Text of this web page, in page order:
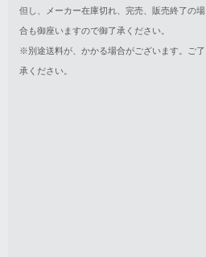
但し、メーカー在庫切れ、完売、販売終了の場
合も御座いますので御了承ください。
※別途送料が、かかる場合がございます。ご了
承ください。